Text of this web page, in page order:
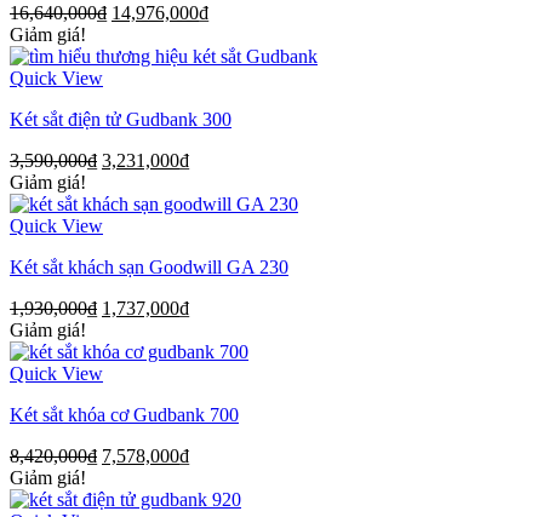
16,640,000₫ 14,976,000₫
Giảm giá!
Quick View
Két sắt điện tử Gudbank 300
3,590,000₫ 3,231,000₫
Giảm giá!
Quick View
Két sắt khách sạn Goodwill GA 230
1,930,000₫ 1,737,000₫
Giảm giá!
Quick View
Két sắt khóa cơ Gudbank 700
8,420,000₫ 7,578,000₫
Giảm giá!